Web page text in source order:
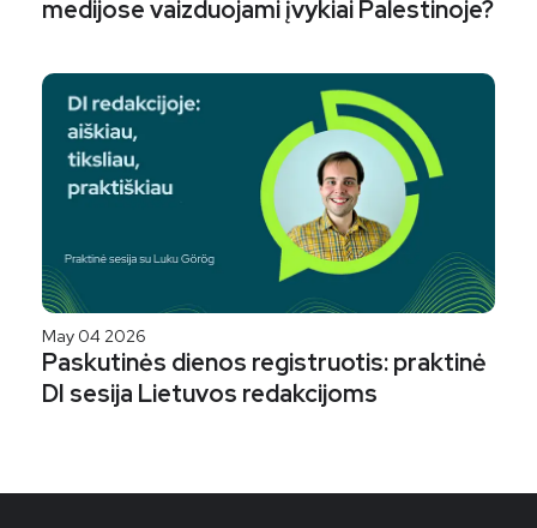
medijose vaizduojami įvykiai Palestinoje?
May 04 2026
Paskutinės dienos registruotis: praktinė
DI sesija Lietuvos redakcijoms